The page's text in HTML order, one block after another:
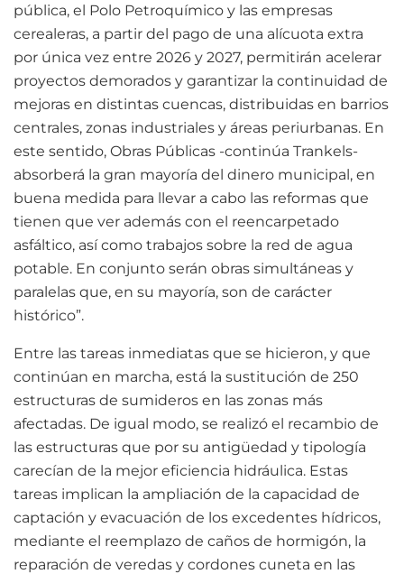
pública, el Polo Petroquímico y las empresas
cerealeras, a partir del pago de una alícuota extra
por única vez entre 2026 y 2027, permitirán acelerar
proyectos demorados y garantizar la continuidad de
mejoras en distintas cuencas, distribuidas en barrios
centrales, zonas industriales y áreas periurbanas. En
este sentido, Obras Públicas -continúa Trankels-
absorberá la gran mayoría del dinero municipal, en
buena medida para llevar a cabo las reformas que
tienen que ver además con el reencarpetado
asfáltico, así como trabajos sobre la red de agua
potable. En conjunto serán obras simultáneas y
paralelas que, en su mayoría, son de carácter
histórico”.
Entre las tareas inmediatas que se hicieron, y que
continúan en marcha, está la sustitución de 250
estructuras de sumideros en las zonas más
afectadas. De igual modo, se realizó el recambio de
las estructuras que por su antigüedad y tipología
carecían de la mejor eficiencia hidráulica. Estas
tareas implican la ampliación de la capacidad de
captación y evacuación de los excedentes hídricos,
mediante el reemplazo de caños de hormigón, la
reparación de veredas y cordones cuneta en las